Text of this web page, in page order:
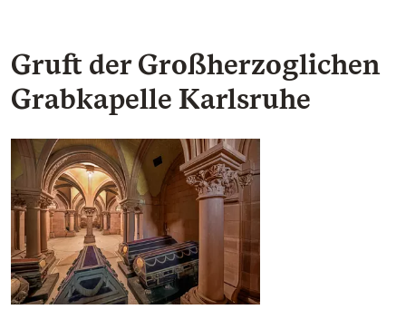
Gruft der Großherzoglichen
Grabkapelle Karlsruhe